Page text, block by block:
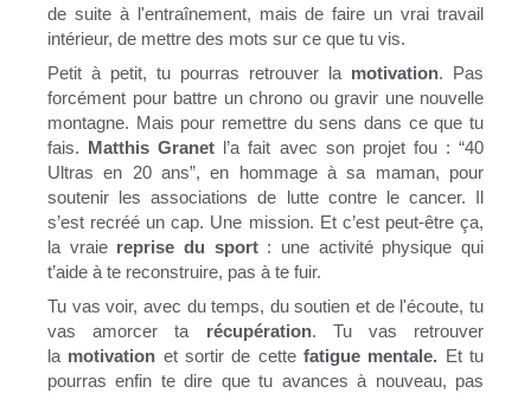
de suite à l'entraînement, mais de faire un vrai travail
intérieur, de mettre des mots sur ce que tu vis.
Petit à petit, tu pourras retrouver la motivation. Pas
forcément pour battre un chrono ou gravir une nouvelle
montagne. Mais pour remettre du sens dans ce que tu
fais. Matthis Granet l’a fait avec son projet fou : “40
Ultras en 20 ans”, en hommage à sa maman, pour
soutenir les associations de lutte contre le cancer. Il
s’est recréé un cap. Une mission. Et c’est peut-être ça,
la vraie reprise du sport : une activité physique qui
t’aide à te reconstruire, pas à te fuir.
Tu vas voir, avec du temps, du soutien et de l'écoute, tu
vas amorcer ta récupération. Tu vas retrouver
la motivation et sortir de cettefatigue mentale. Et tu
pourras enfin te dire que tu avances à nouveau, pas